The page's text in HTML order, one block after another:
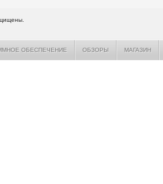
ОБЕСПЕЧЕНИЕ ОБЗОРЫ МАГАЗИН